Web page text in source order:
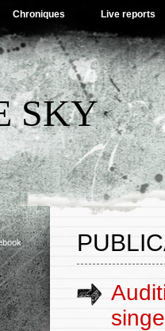
Chroniques Live reports
SKY